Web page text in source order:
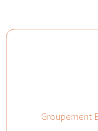
Groupement